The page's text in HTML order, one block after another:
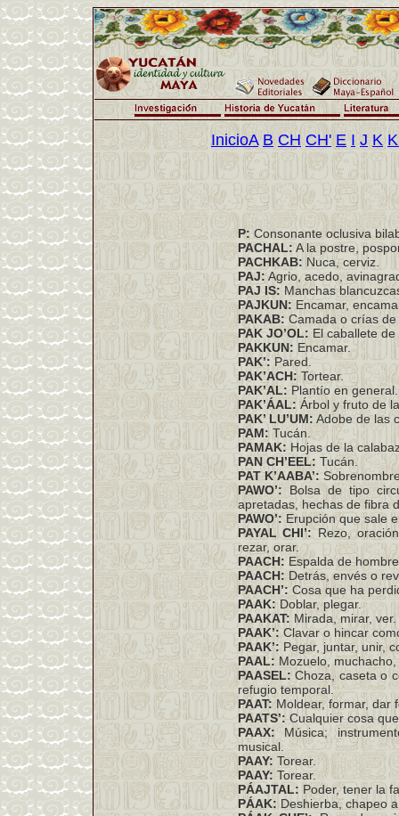
InicioA B CH CH' E I J K
P:Consonante oclusiva
PACHAL:A la postre,
PACHKAB: Nuca, cerviz.
PAJ:Agrio, acedo,
PAJ IS:Manchas
PAJKUN:Encamar,
PAKAB:Camada o crías de
PAK JO’OL:El caballete
PAKKUN: Encamar.
PAK’:Pared.
PAK’ACH:Tortear.
PAK’AL: Plantío en general.
PAK’ÁAL:Árbol y fruto de
PAK’ LU’UM: Adobe de las
PAM: Tucán.
PAMAK: Hojas de la
PAN CH’EEL: Tucán.
PAT K’AABA’:
PAWO’:Bolsa de tipo
apretadas, hechas de fibra
PAWO’:Erupción que sale
PAYAL CHI’:Rezo,
rezar, orar.
PAACH:Espalda de
PAACH:Detrás, envés o
PAACH’:Cosa que ha
PAAK:Doblar, plegar.
PAAKAT: Mirada, mirar, ver.
PAAK’: Clavar o hincar
PAAK’:Pegar, juntar, unir,
PAAL: Mozuelo,
PAASEL:Choza, caseta o
refugio temporal.
PAAT:Moldear, formar, dar
PAATS’:Cualquier cosa
PAAX: Música;
musical.
PAAY: Torear.
PAAY: Torear.
PÁAJTAL: Poder, tener la
PÁAK: Deshierba, chapeo